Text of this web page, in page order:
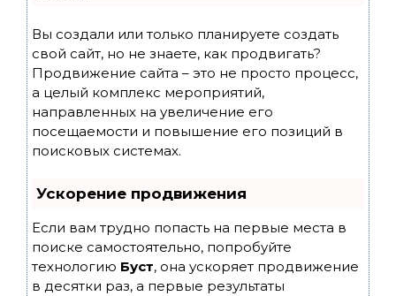
Вы создали или только планируете создать
свой сайт, но не знаете, как продвигать?
Продвижение сайта – это не просто процесс,
а целый комплекс мероприятий,
направленных на увеличение его
посещаемости и повышение его позиций в
поисковых системах.
Ускорение продвижения
Если вам трудно попасть на первые места в
поиске самостоятельно, попробуйте
технологию Буст, она ускоряет продвижение
в десятки раз, а первые результаты